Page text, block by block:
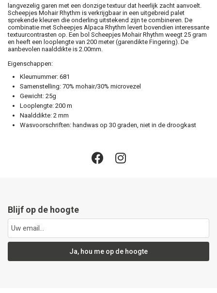
langvezelig garen met een donzige textuur dat heerlijk zacht aanvoelt.
Scheepjes Mohair Rhythm is verkrijgbaar in een uitgebreid palet
sprekende kleuren die onderling uitstekend zijn te combineren. De
combinatie met Scheepjes Alpaca Rhythm levert bovendien interessante
textuurcontrasten op. Een bol Scheepjes Mohair Rhythm weegt 25 gram
en heeft een looplengte van 200 meter (garendikte Fingering). De
aanbevolen naalddikte is 2.00mm.
Eigenschappen:
Kleurnummer: 681
Samenstelling: 70% mohair/30% microvezel
Gewicht: 25g
Looplengte: 200 m
Naalddikte: 2 mm
Wasvoorschriften: handwas op 30 graden, niet in de droogkast
Blijf op de hoogte
Ja, hou me op de hoogte